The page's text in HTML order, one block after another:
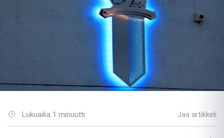
Lukuaika 1 minuutti Jaa artikkeli